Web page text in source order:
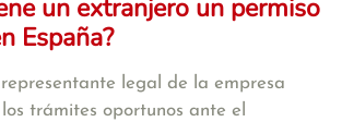
un extranjero un permiso
España?
legal de la empresa
trámites oportunos ante el